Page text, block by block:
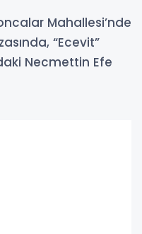
Mahallesi’nde
“Ecevit”
Necmettin Efe